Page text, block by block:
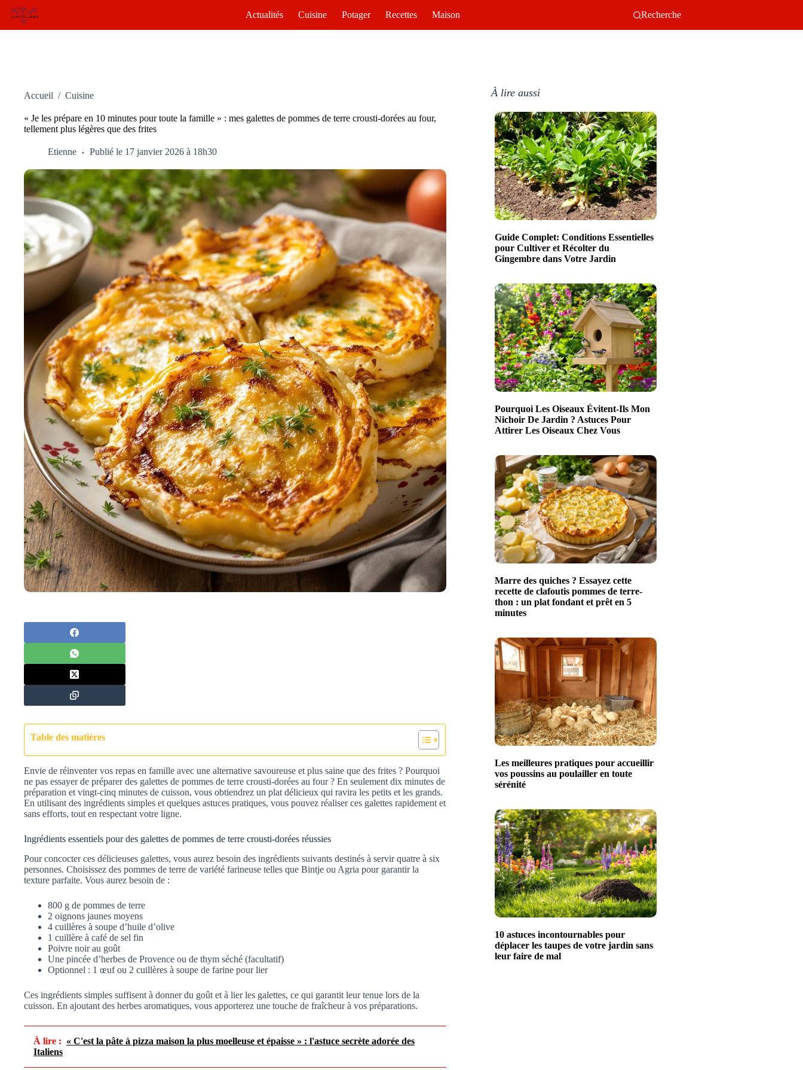
Passer
contenu
Actualités Cuisine Potager Recettes Maison Recherche
Accueil / Cuisine
« Je les prépare en 10 minutes pour toute la famille » : mes galettes de pommes de terre crousti-dorées au four,
tellement plus légères que des frites
Etienne Publié le 17 janvier 2026 à 18h30
Table des matières
Envie de réinventer vos repas en famille avec une alternative savoureuse et plus saine que des frites ? Pourquoi
ne pas essayer de préparer des galettes de pommes de terre crousti-dorées au four ? En seulement dix minutes de
préparation et vingt-cinq minutes de cuisson, vous obtiendrez un plat délicieux qui ravira les petits et les grands.
En utilisant des ingrédients simples et quelques astuces pratiques, vous pouvez réaliser ces galettes rapidement et
sans efforts, tout en respectant votre ligne.
Ingrédients essentiels pour des galettes de pommes de terre crousti-dorées réussies
Pour concocter ces délicieuses galettes, vous aurez besoin des ingrédients suivants destinés à servir quatre à six
personnes. Choisissez des pommes de terre de variété farineuse telles que Bintje ou Agria pour garantir la
texture parfaite. Vous aurez besoin de :
800 g de pommes de terre
2 oignons jaunes moyens
4 cuillères à soupe d’huile d’olive
1 cuillère à café de sel fin
Poivre noir au goût
Une pincée d’herbes de Provence ou de thym séché (facultatif)
Optionnel : 1 œuf ou 2 cuillères à soupe de farine pour lier
Ces ingrédients simples suffisent à donner du goût et à lier les galettes, ce qui garantit leur tenue lors de la
cuisson. En ajoutant des herbes aromatiques, vous apporterez une touche de fraîcheur à vos préparations.
À lire : « C'est la pâte à pizza maison la plus moelleuse et épaisse » : l'astuce secrète adorée des
Italiens
À lire aussi
Guide Complet: Conditions Essentielles
pour Cultiver et Récolter du
Gingembre dans Votre Jardin
Pourquoi Les Oiseaux Évitent-Ils Mon
Nichoir De Jardin ? Astuces Pour
Attirer Les Oiseaux Chez Vous
Marre des quiches ? Essayez cette
recette de clafoutis pommes de terre-
thon : un plat fondant et prêt en 5
minutes
Les meilleures pratiques pour accueillir
vos poussins au poulailler en toute
sérénité
10 astuces incontournables pour
déplacer les taupes de votre jardin sans
leur faire de mal